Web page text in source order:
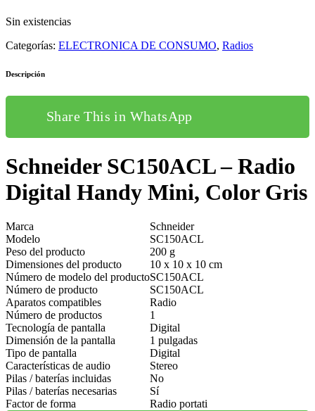
Sin existencias
Categorías: ELECTRONICA DE CONSUMO, Radios
Descripción
Share This in WhatsApp
Schneider SC150ACL – Radio
Digital Handy Mini, Color Gris
Marca
Schneider
Modelo
SC150ACL
Peso del producto
200 g
Dimensiones del producto
10 x 10 x 10 cm
Número de modelo del productoSC150ACL
Número de producto
SC150ACL
Aparatos compatibles
Radio
Número de productos
1
Tecnología de pantalla
Digital
Dimensión de la pantalla
1 pulgadas
Tipo de pantalla
Digital
Características de audio
Stereo
Pilas / baterías incluidas
No
Pilas / baterías necesarias
Sí
Factor de forma
Radio portati